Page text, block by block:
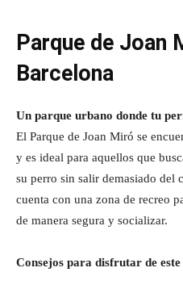
Parque de Joan
Barcelona
Un parque urbano donde tu
El Parque de Joan Miró se
y es ideal para aquellos que
su perro sin salir demasiado del
cuenta con una zona de recreo
de manera segura y socializar.
Consejos para disfrutar de